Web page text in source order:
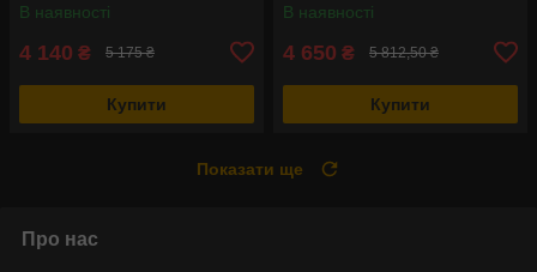
В наявності
4 140 ₴ 5 175 ₴
Купити
В наявності
4 650 ₴ 5 812,50 ₴
Купити
Показати ще
Про нас